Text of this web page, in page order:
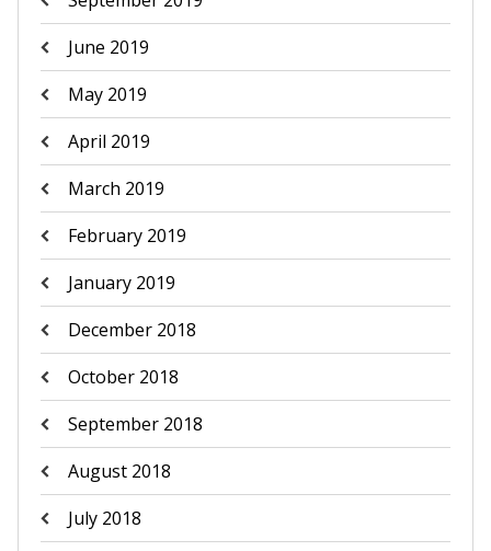
June 2019
May 2019
April 2019
March 2019
February 2019
January 2019
December 2018
October 2018
September 2018
August 2018
July 2018